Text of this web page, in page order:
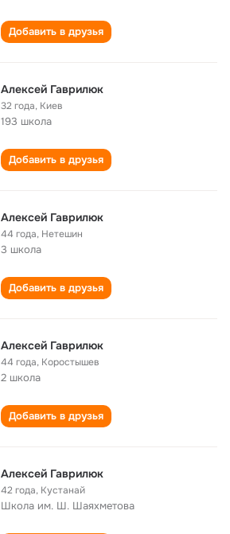
Добавить в друзья
Алексей Гаврилюк
32 года, Киев
193 школа
Добавить в друзья
Алексей Гаврилюк
44 года, Нетешин
3 школа
Добавить в друзья
Алексей Гаврилюк
44 года, Коростышев
2 школа
Добавить в друзья
Алексей Гаврилюк
42 года, Кустанай
Школа им. Ш. Шаяхметова